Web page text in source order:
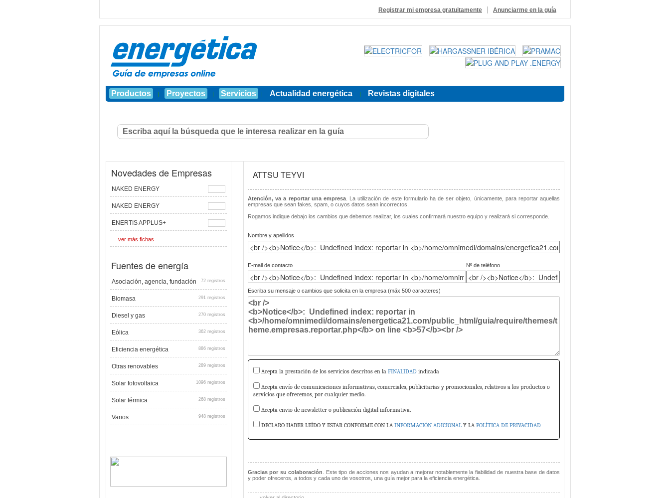
Registrar mi empresa gratuitamente | Anunciarme en la guía
Productos | Proyectos | Servicios | Actualidad energética | Revistas digitales
Novedades de Empresas
NAKED ENERGY
NAKED ENERGY
ENERTIS APPLUS+
ver más fichas
Fuentes de energía
Asociación, agencia, fundación 72 registros
Biomasa 291 registros
Diesel y gas 270 registros
Eólica 362 registros
Eficiencia energética 886 registros
Otras renovables 289 registros
Solar fotovoltaica 1096 registros
Solar térmica 268 registros
Varios 948 registros
ATTSU TEYVI
Atención, va a reportar una empresa. La utilización de este formulario ha de ser objeto, únicamente, para reportar aquellas
empresas que sean fakes, spam, o cuyos datos sean incorrectos.
Rogamos indique debajo los cambios que debemos realizar, los cuales confirmará nuestro equipo y realizará si corresponde.
Nombre y apellidos
E-mail de contacto Nº de teléfono
Escriba su mensaje o cambios que solicita en la empresa (máx 500 caracteres)
Acepta la prestación de los servicios descritos en la FINALIDAD indicada
Acepta envío de comunicaciones informativas, comerciales, publicitarias y promocionales, relativos a los productos o
servicios que ofrecemos, por cualquier medio.
Acepta envio de newsletter o publicación digital informativa.
DECLARO HABER LEÍDO Y ESTAR CONFORME CON LA INFORMACIÓN ADICIONAL Y LA POLÍTICA DE PRIVACIDAD
Gracias por su colaboración
. Este tipo de acciones nos ayudan a mejorar notablemente la fiabilidad de nuestra base de datos
y poder ofreceros, a todos y cada uno de vosotros, una guía mejor para la eficiencia energética.